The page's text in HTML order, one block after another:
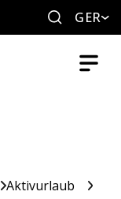
GER
Aktivurlaub